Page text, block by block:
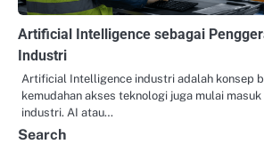
Artificial Intelligence sebagai
Industri
Artificial Intelligence industri adalah konsep
kemudahan akses teknologi juga mulai
industri. AI atau…
Search